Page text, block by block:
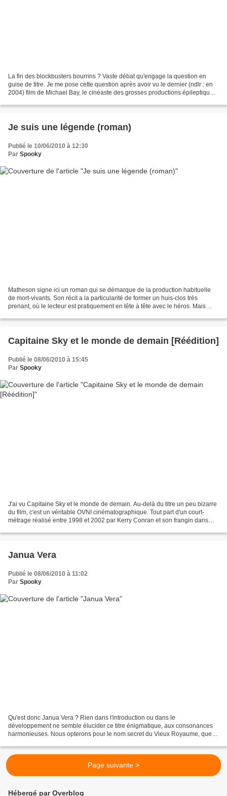
La fin des blockbusters bourrins ? Vaste débat qu'engage la question en
guise de titre. Je me pose cette question après avoir vu le dernier (ndlr : en
2004) film de Michael Bay, le cinéaste des grosses productions épileptiques
Je suis une légende (roman)
Publié le 10/06/2010 à 12:30
Par Spooky
Matheson signe ici un roman qui se démarque de la production habituelle
de mort-vivants. Son récit a la particularité de former un huis-clos très
prenant, où le lecteur est pratiquement en tête à tête avec le héros. Mais
Capitaine Sky et le monde de demain [Réédition]
Publié le 08/06/2010 à 15:45
Par Spooky
J'ai vu Capitaine Sky et le monde de demain. Au-delà du titre un peu bizarre
du film, c'est un véritable OVNI cinématographique. Tout part d'un court-
métrage réalisé entre 1998 et 2002 par Kerry Conran et son frangin dans
Janua Vera
Publié le 08/06/2010 à 11:02
Par Spooky
Qu'est donc Janua Vera ? Rien dans l'introduction ou dans le
développement ne semble élucider ce titre énigmatique, aux consonances
harmonieuses. Nous opterons pour le nom secret du Vieux Royaume, que
Page suivante >
Hébergé par Overblog